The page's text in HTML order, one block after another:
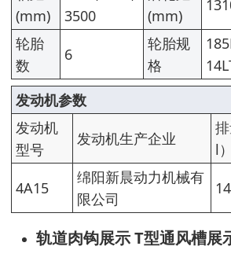
(mm)
3500
(mm)
轮胎
数
6
轮胎规
格
发动机参数
发动机
型号
发动机生产企业
l）
4A15
绵阳新晨动力机械有
限公司
轨道肉钩展示 T型通风槽展